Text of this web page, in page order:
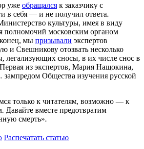
уже обращался к заказчику с
в себя — и не получил ответа.
культуры, имея в виду
полномочий московским органом
мы призывали экспертов
и Свешникову отозвать несколько
легализующих сносы, в их числе снос в
из экспертов, Мария Нащокина,
зампредом Общества изучения русской
только к читателям, возможно — к
Давайте вместе предотвратим
смерть».
Распечатать статью